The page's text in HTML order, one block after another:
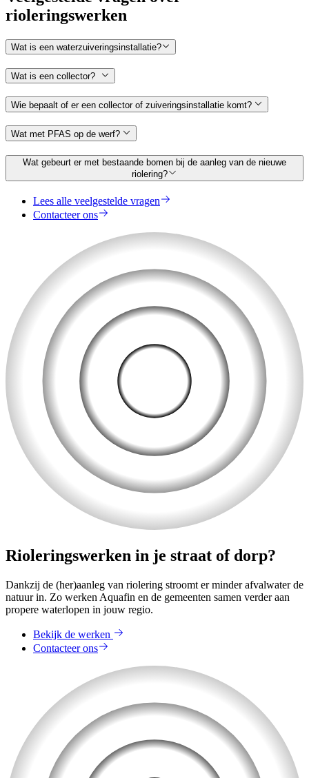
rioleringswerken
Wat is een waterzuiveringsinstallatie?
Wat is een collector?
Wie bepaalt of er een collector of zuiveringsinstallatie komt?
Wat met PFAS op de werf?
Wat gebeurt er met bestaande bomen bij de aanleg van de nieuwe
riolering?
Lees alle veelgestelde vragen
Contacteer ons
Rioleringswerken in je straat of dorp?
Dankzij de (her)aanleg van riolering stroomt er minder afvalwater de
natuur in. Zo werken Aquafin en de gemeenten samen verder aan
propere waterlopen in jouw regio.
Bekijk de werken
Contacteer ons